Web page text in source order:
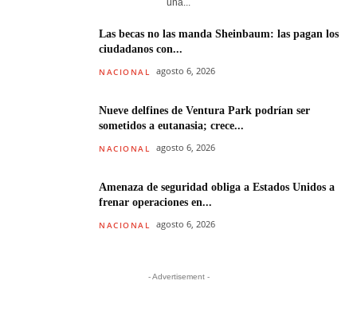
Las becas no las manda Sheinbaum: las pagan los
ciudadanos con...
NACIONAL agosto 6, 2026
Nueve delfines de Ventura Park podrían ser
sometidos a eutanasia; crece...
NACIONAL agosto 6, 2026
Amenaza de seguridad obliga a Estados Unidos a
frenar operaciones en...
NACIONAL agosto 6, 2026
- Advertisement -